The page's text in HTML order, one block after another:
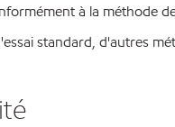
à la méthode
standard, d'autres